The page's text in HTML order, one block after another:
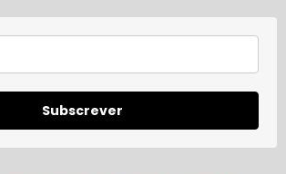
Subscrever